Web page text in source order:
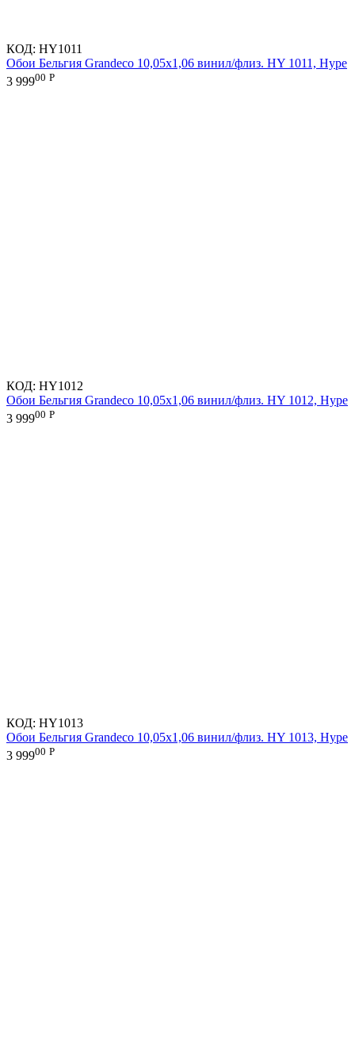
КОД: HY1011
Обои Бельгия Grandeco 10,05х1,06 винил/флиз. HY 1011, Hype
3 99900 Р
КОД: HY1012
Обои Бельгия Grandeco 10,05х1,06 винил/флиз. HY 1012, Hype
3 99900 Р
КОД: HY1013
Обои Бельгия Grandeco 10,05х1,06 винил/флиз. HY 1013, Hype
3 99900 Р